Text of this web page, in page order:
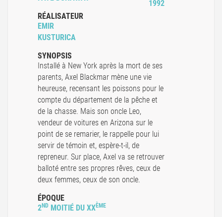
RÉALISATEUR
EMIR
KUSTURICA
1992
SYNOPSIS
Installé à New York après la mort de ses
parents, Axel Blackmar mène une vie
heureuse, recensant les poissons pour le
compte du département de la pêche et
de la chasse. Mais son oncle Leo,
vendeur de voitures en Arizona sur le
point de se remarier, le rappelle pour lui
servir de témoin et, espère-t-il, de
repreneur. Sur place, Axel va se retrouver
balloté entre ses propres rêves, ceux de
deux femmes, ceux de son oncle.
ÉPOQUE
2ND MOITIÉ DU XXÈME